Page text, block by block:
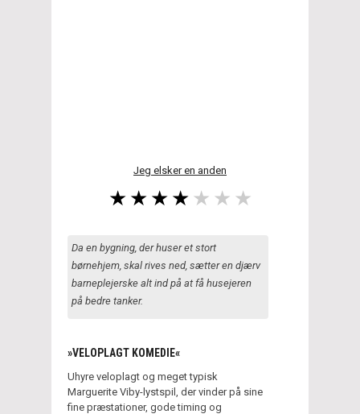
Jeg elsker en anden
Da en bygning, der huser et stort
børnehjem, skal rives ned, sætter en djærv
barneplejerske alt ind på at få husejeren
på bedre tanker.
»VELOPLAGT KOMEDIE«
Uhyre veloplagt og meget typisk
Marguerite Viby-lystspil, der vinder på sine
fine præstationer, gode timing og